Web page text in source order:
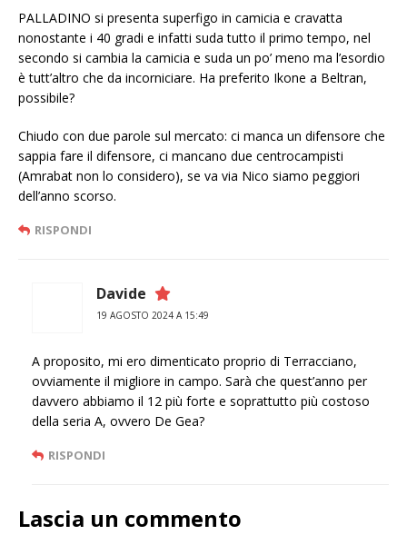
PALLADINO si presenta superfigo in camicia e cravatta
nonostante i 40 gradi e infatti suda tutto il primo tempo, nel
secondo si cambia la camicia e suda un po’ meno ma l’esordio
è tutt’altro che da incorniciare. Ha preferito Ikone a Beltran,
possibile?
Chiudo con due parole sul mercato: ci manca un difensore che
sappia fare il difensore, ci mancano due centrocampisti
(Amrabat non lo considero), se va via Nico siamo peggiori
dell’anno scorso.
RISPONDI
Davide
19 AGOSTO 2024 A 15:49
A proposito, mi ero dimenticato proprio di Terracciano,
ovviamente il migliore in campo. Sarà che quest’anno per
davvero abbiamo il 12 più forte e soprattutto più costoso
della seria A, ovvero De Gea?
RISPONDI
Lascia un commento